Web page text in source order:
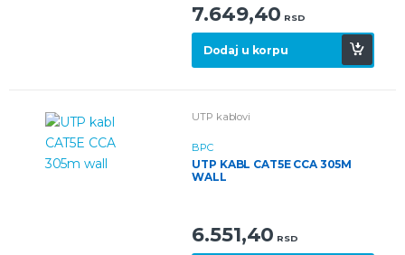
7.649,40 RSD
Dodaj u korpu
UTP kablovi
BPC
UTP KABL CAT5E CCA 305M
WALL
6.551,40 RSD